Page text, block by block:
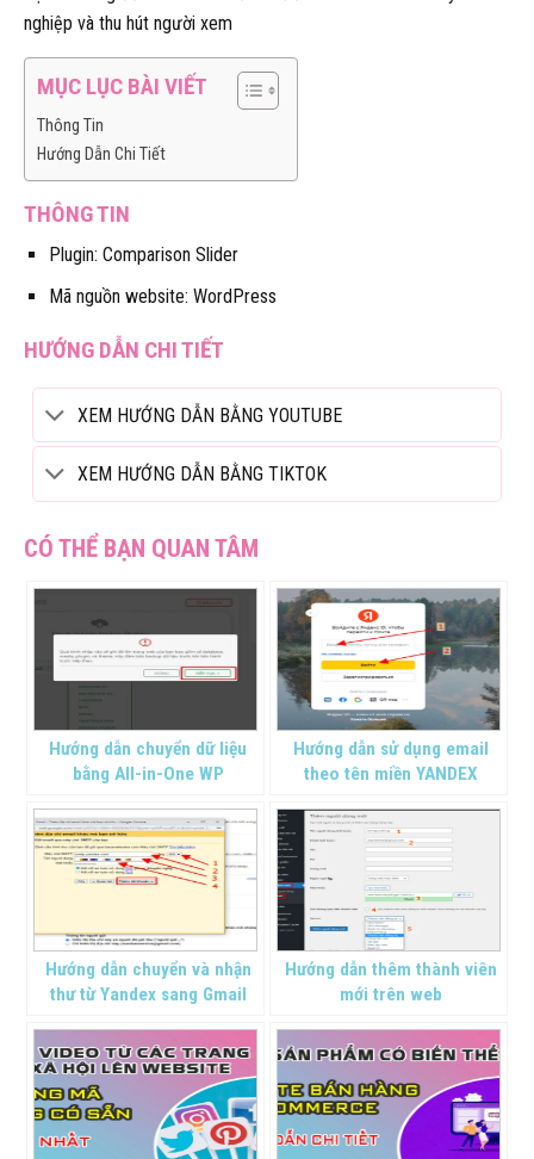
nghiệp và thu hút người xem
MỤC LỤC BÀI VIẾT
Thông Tin
Hướng Dẫn Chi Tiết
THÔNG TIN
Plugin: Comparison Slider
Mã nguồn website: WordPress
HƯỚNG DẪN CHI TIẾT
XEM HƯỚNG DẪN BẰNG YOUTUBE
XEM HƯỚNG DẪN BẰNG TIKTOK
Hướng dẫn chuyển dữ liệu
bằng All-in-One WP
Hướng dẫn sử dụng email
theo tên miền YANDEX
Hướng dẫn chuyển và nhận
thư từ Yandex sang Gmail
Hướng dẫn thêm thành viên
mới trên web